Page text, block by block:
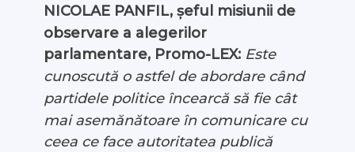
NICOLAE PANFIL, șeful misiunii de
observare a alegerilor
parlamentare, Promo-LEX: Este
cunoscută o astfel de abordare când
partidele politice încearcă să fie cât
mai asemănătoare în comunicare cu
ceea ce face autoritatea publică